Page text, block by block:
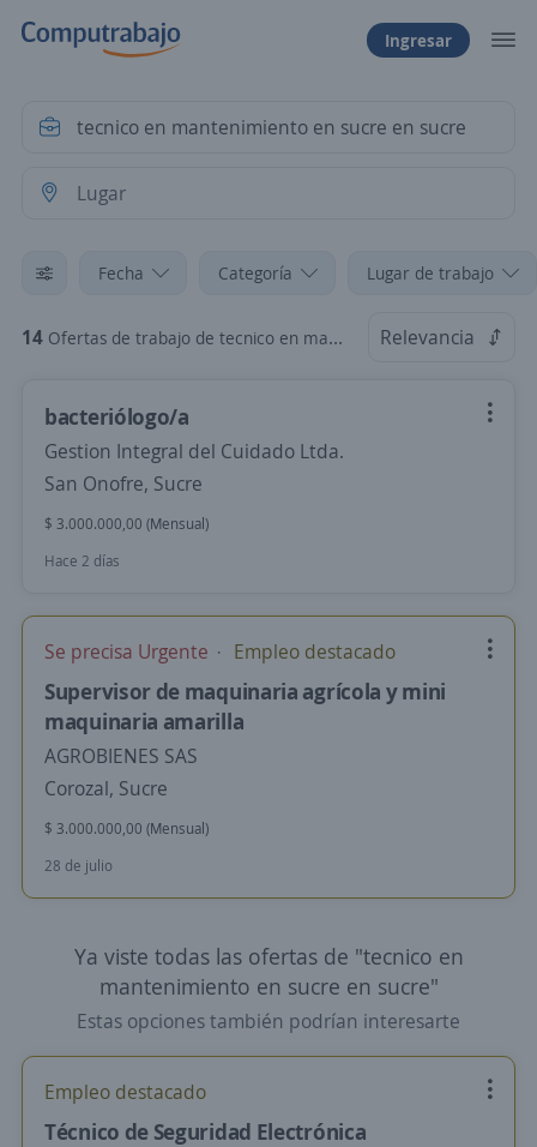
Ingresar
Fecha Categoría Lugar de trabajo
14 Ofertas de trabajo de tecnico en mantenimiento en sucre en sucre Relevancia
bacteriólogo/a
Gestion Integral del Cuidado Ltda.
San Onofre, Sucre
$ 3.000.000,00 (Mensual)
Hace 2 días
Se precisa Urgente Empleo destacado
Supervisor de maquinaria agrícola y mini
maquinaria amarilla
AGROBIENES SAS
Corozal, Sucre
$ 3.000.000,00 (Mensual)
28 de julio
Ya viste todas las ofertas de "tecnico en
mantenimiento en sucre en sucre"
Estas opciones también podrían interesarte
Empleo destacado
Técnico de Seguridad Electrónica